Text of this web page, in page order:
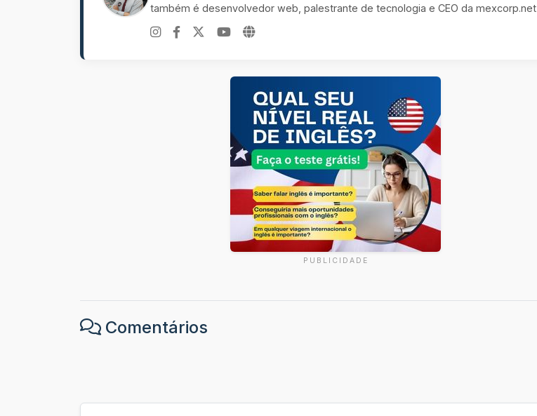
também é desenvolvedor web, palestrante de tecnologia e CEO da mexcorp.net
PUBLICIDADE
Comentários